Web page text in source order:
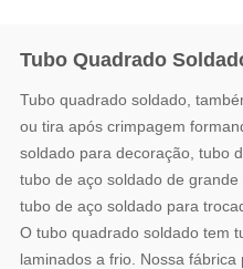
Tubo Quadrado
Tubo quadrado soldado,
ou tira após crimpagem
soldado para decoração, tubo
tubo de aço soldado de
tubo de aço soldado para
O tubo quadrado soldado tem
laminados a frio. Nossa